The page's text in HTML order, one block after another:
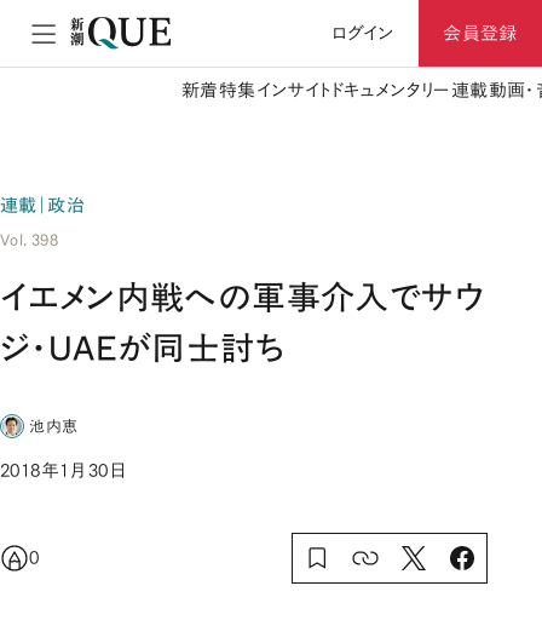
ログイン 会員登録
新着特集 インサイト ドキュメンタリー 連載動画
連載｜政治
Vol. 398
イエメン内戦への軍事介入でサウ
ジ・UAEが同士討ち
池内恵
2018年1月30日
0